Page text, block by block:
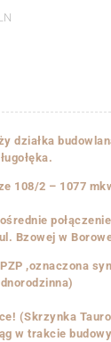
działka
108/2 – 1077
Bzowej w
,oznaczona
(Skrzynka
w trakcie